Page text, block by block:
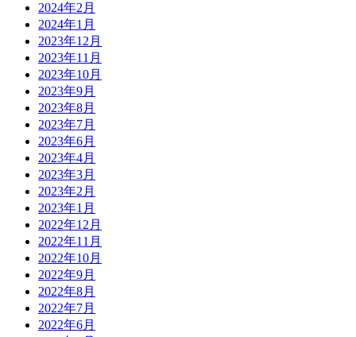
2024年2月
2024年1月
2023年12月
2023年11月
2023年10月
2023年9月
2023年8月
2023年7月
2023年6月
2023年4月
2023年3月
2023年2月
2023年1月
2022年12月
2022年11月
2022年10月
2022年9月
2022年8月
2022年7月
2022年6月